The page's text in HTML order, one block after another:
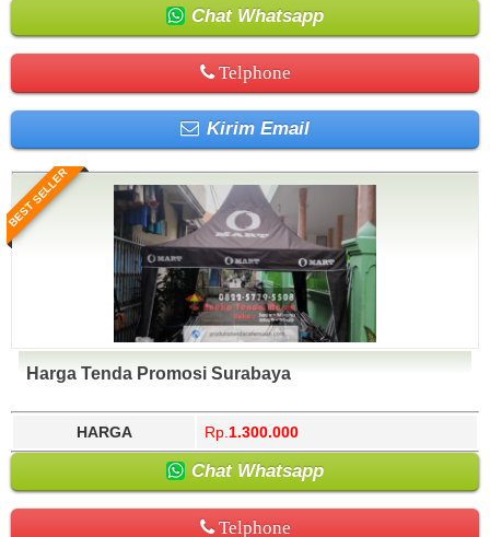
Chat Whatsapp
Telphone
Kirim Email
BEST SELLER
Harga Tenda Promosi Surabaya
HARGA Rp. 1.300.000
Chat Whatsapp
Telphone